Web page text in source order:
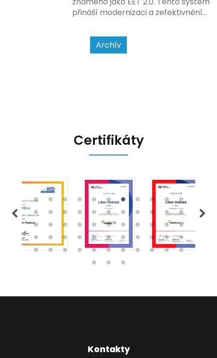
přináší modernizaci a zefektivnění
usnadnit život podnikatelům i
kontrolním orgánům. Podívejme se
na hlavní změny, které EET 2.0
Archív
Certifikáty
Kontakty